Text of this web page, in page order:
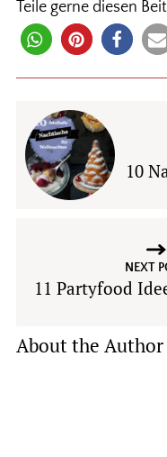
Teile gerne diesen
10
NEXT
11 Partyfood
About the Author